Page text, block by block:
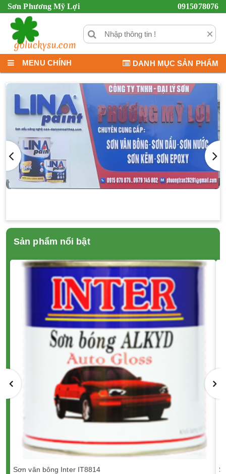
Sơn Phương Mỹ Lợi 0915078076
×
MENU CHÍNH DANH MỤC SẢN PHẨM
Sản phẩm nổi bật
Sơn vân bông Inter IT8814